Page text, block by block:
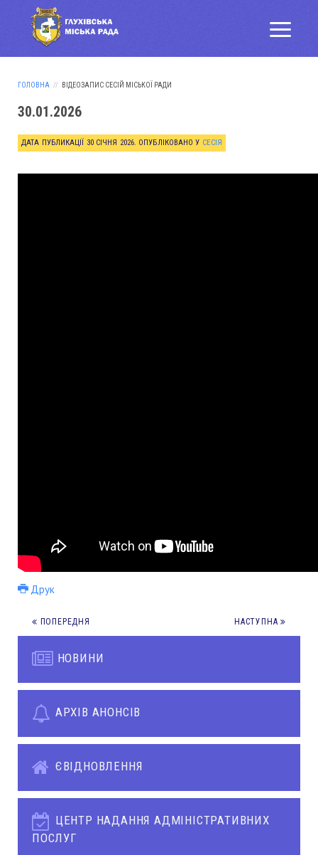
ГОЛОВНА ВІДЕОЗАПИС СЕСІЙ МІСЬКОЇ РАДИ
30.01.2026
ДАТА ПУБЛИКАЦІЇ 30 СІЧНЯ 2026. ОПУБЛІКОВАНО У СЕСІЯ
Друк
ПОПЕРЕДНЯ НАСТУПНА
НОВИНИ
АРХІВ АНОНСІВ
ЄВІДНОВЛЕННЯ
ЦЕНТР НАДАННЯ АДМІНІСТРАТИВНИХ
ПОСЛУГ